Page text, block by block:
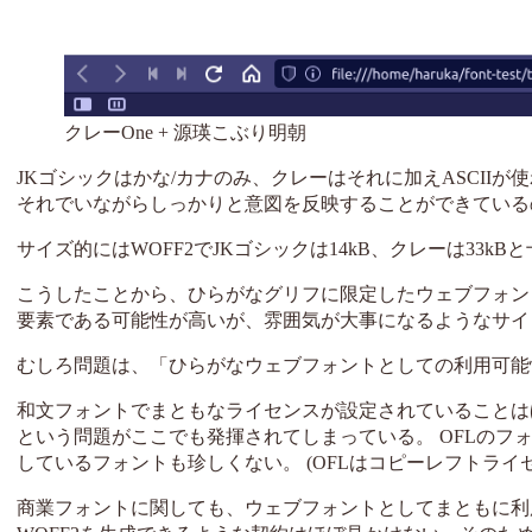
クレーOne + 源瑛こぶり明朝
JKゴシックはかな/カナのみ、クレーはそれに加えASCIIが
それでいながらしっかりと意図を反映することができてい
サイズ的にはWOFF2でJKゴシックは14kB、クレーは33kB
こうしたことから、ひらがなグリフに限定したウェブフォ
要素である可能性が高いが、雰囲気が大事になるようなサ
むしろ問題は、「ひらがなウェブフォントとしての利用可
和文フォントでまともなライセンスが設定されていること
という問題がここでも発揮されてしまっている。 OFLのフ
しているフォントも珍しくない。 (OFLはコピーレフトライ
商業フォントに関しても、ウェブフォントとしてまともに